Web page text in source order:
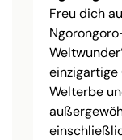
Freu dich
einzigartige
Welterbe